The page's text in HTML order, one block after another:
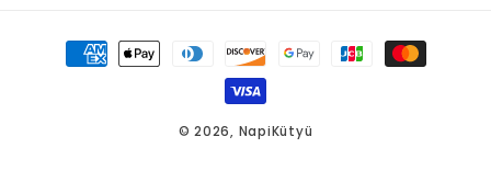
Fizetési
módok
© 2026, NapiKütyü